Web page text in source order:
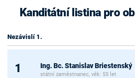
Kanditátní listina pro
Nezávislí 1.
1 Ing. Bc. Stanislav Briestenský
státní zaměstnanec, věk: 55 let